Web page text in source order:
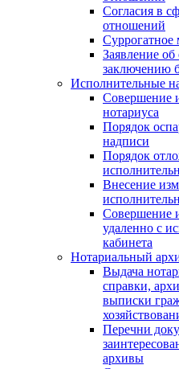
Согласия в
отношений
Суррогатное
Заявление об
заключению
Исполнительные
Совершение
нотариуса
Порядок
надписи
Порядок
Внесение
Совершение
удаленно с
кабинета
Нотариальный
Выдача
справки,
выписки
Перечни
архивы